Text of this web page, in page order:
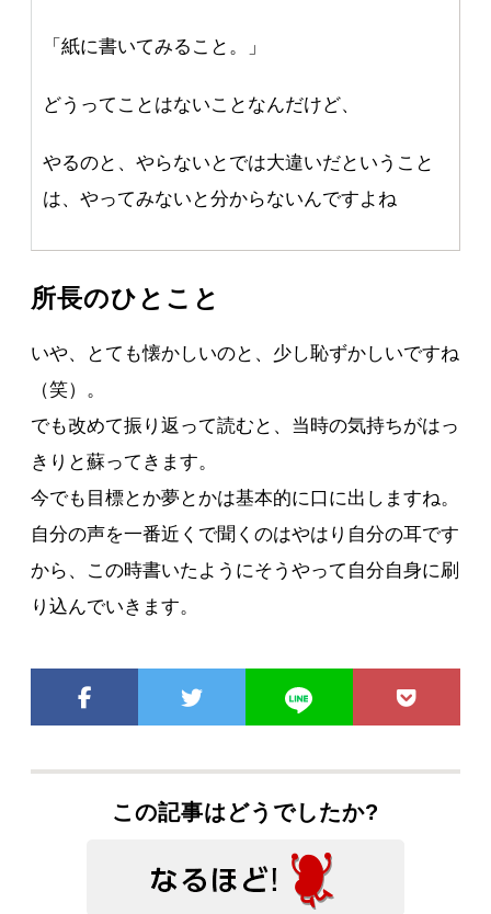
「紙に書いてみること。」
どうってことはないことなんだけど、
やるのと、やらないとでは大違いだということ
は、やってみないと分からないんですよね
所長のひとこと
いや、とても懐かしいのと、少し恥ずかしいですね
（笑）。
でも改めて振り返って読むと、当時の気持ちがはっ
きりと蘇ってきます。
今でも目標とか夢とかは基本的に口に出しますね。
自分の声を一番近くで聞くのはやはり自分の耳です
から、この時書いたようにそうやって自分自身に刷
り込んでいきます。
この記事はどうでしたか?